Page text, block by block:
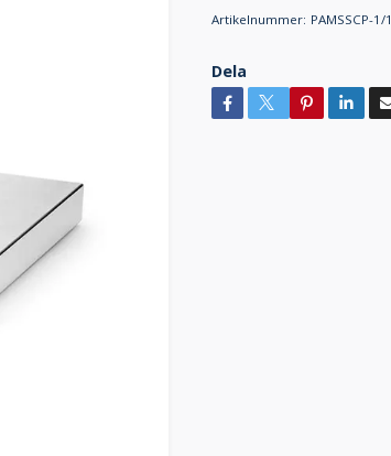
Artikelnummer: PAMSSCP-1/1
Dela